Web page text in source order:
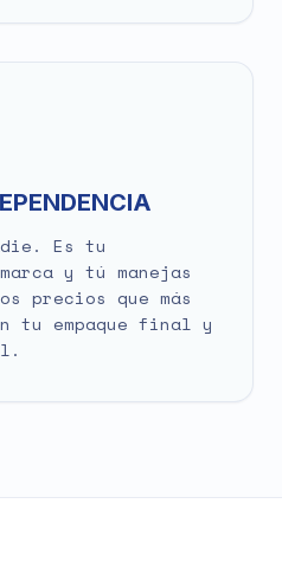
Es tu
y tú manejas
precios que más
tu empaque final y